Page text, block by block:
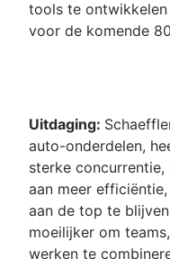
tools te
voor de komende
Uitdaging:
auto-onderdelen,
sterke
aan meer
aan de top te
moeilijker om
werken te